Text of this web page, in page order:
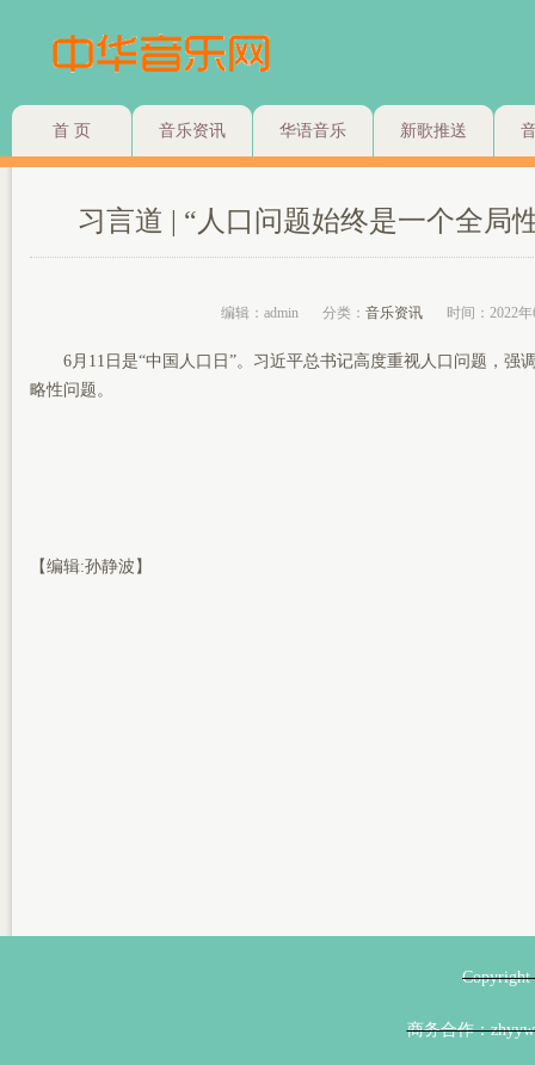
首 页 音乐资讯 华语音乐 新歌推送
习言道 | “人口问题始终是一个全局
编辑：admin 分类： 音乐资讯 时间：2022
6月11日是“中国人口日”。习近平总书记高度重视人口问题，强
略性问题。
【编辑:孙静波】
商务合作：